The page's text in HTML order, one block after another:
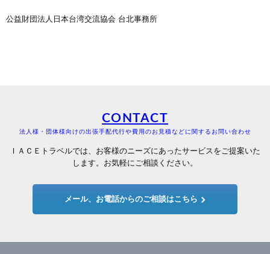
公益財団法人日本台湾交流協会 台北事務所
CONTACT
法人様・団体様向けの出張手配代行や費用のお見積などに関するお問い合わせ
ＩＡＣＥトラベルでは、お客様のニーズにあったサービスをご提案いた
します。お気軽にご相談ください。
メール、お電話からのご相談はこちら